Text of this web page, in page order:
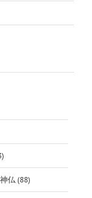
仏 (88)